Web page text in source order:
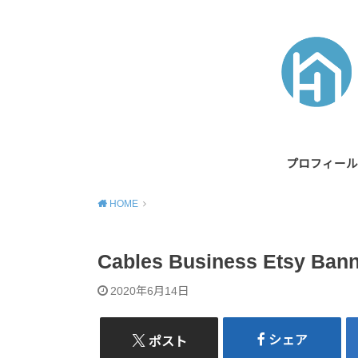
プロフィール
HOME
Cables Business Etsy
2020年6月14日
ポスト シェア